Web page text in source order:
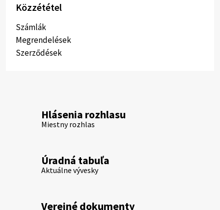
Közzététel
Számlák
Megrendelések
Szerződések
Hlásenia rozhlasu
Miestny rozhlas
Úradná tabuľa
Aktuálne vývesky
Verejné dokumenty